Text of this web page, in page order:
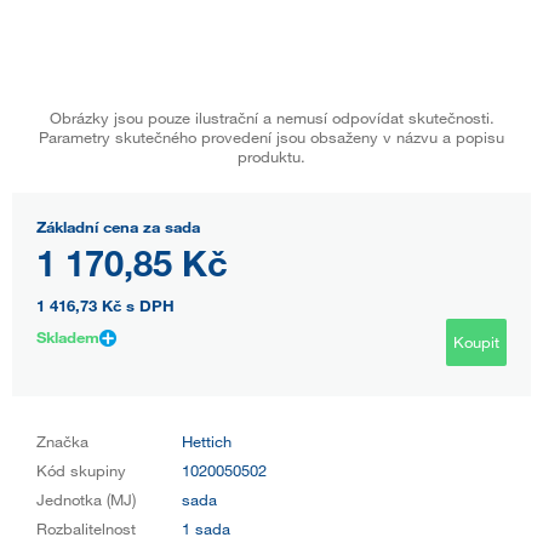
Obrázky jsou pouze ilustrační a nemusí odpovídat skutečnosti.
Parametry skutečného provedení jsou obsaženy v názvu a popisu
produktu.
Základní cena za sada
1 170,85 Kč
1 416,73 Kč s DPH
Skladem
Koupit
Značka
Hettich
Kód skupiny
1020050502
Jednotka (MJ)
sada
Rozbalitelnost
1 sada